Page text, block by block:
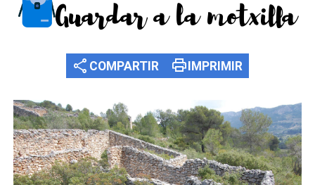
Guardar a la motxilla
share COMPARTIR printIMPRIMIR